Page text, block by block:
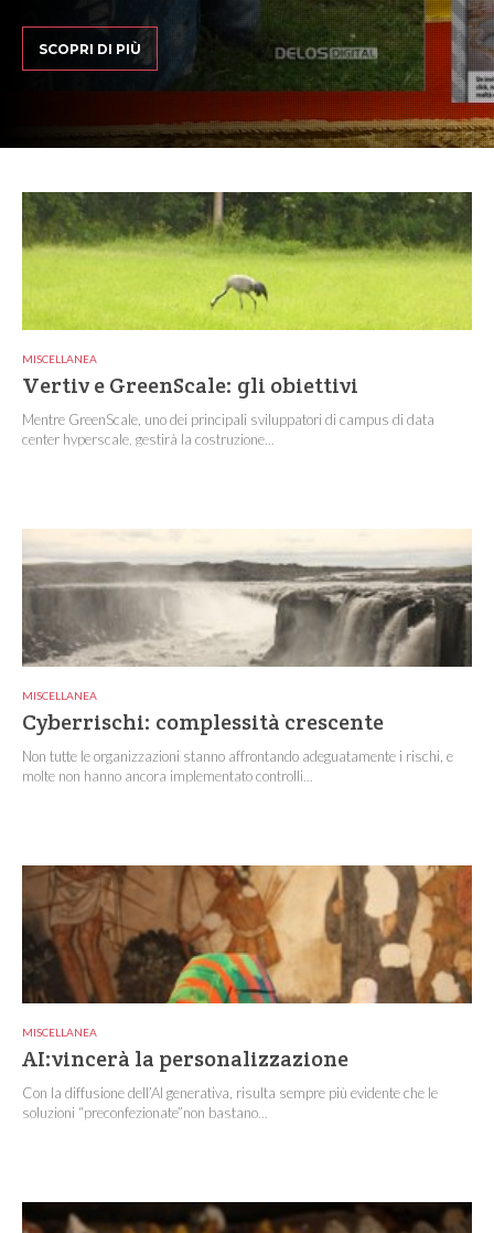
SCOPRI DI PIÙ
MISCELLANEA
Vertiv e GreenScale: gli obiettivi
Mentre GreenScale, uno dei principali sviluppatori di campus di data
center hyperscale, gestirà la costruzione...
MISCELLANEA
Cyberrischi: complessità crescente
Non tutte le organizzazioni stanno affrontando adeguatamente i rischi, e
molte non hanno ancora implementato controlli...
MISCELLANEA
AI:vincerà la personalizzazione
Con la diffusione dell’AI generativa, risulta sempre più evidente che le
soluzioni “preconfezionate”non bastano...